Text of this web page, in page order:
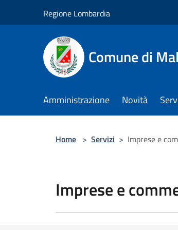
Regione Lombardia
Comune di
Amministrazione Novità
Home > Servizi > Imprese e
Imprese e